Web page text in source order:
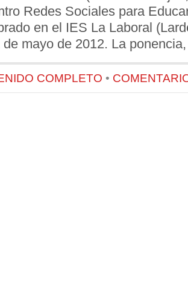
Redes Sociales para
en el IES La Laboral
de mayo de 2012. La
COMPLETO •